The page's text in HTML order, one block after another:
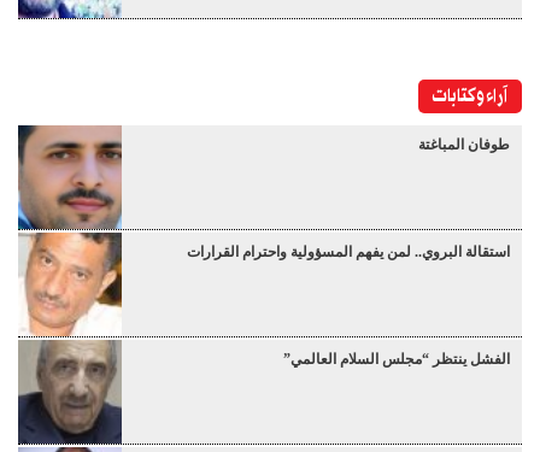
آراء وكتابات
طوفان المباغتة
استقالة البروي.. لمن يفهم المسؤولية واحترام القرارات
الفشل ينتظر “مجلس السلام العالمي”